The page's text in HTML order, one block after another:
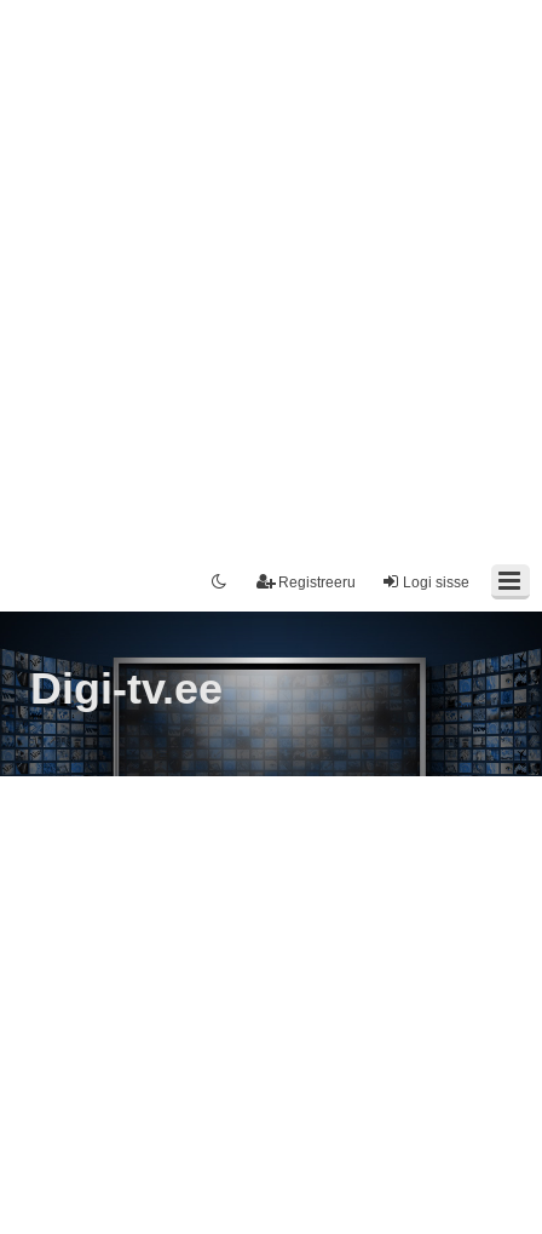
Logi sisse
Registreeru
Digi-tv.ee